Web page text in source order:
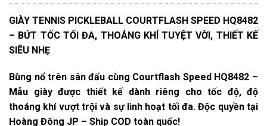
GIÀY TENNIS PICKLEBALL COURTFLASH SPEED HQ8482
– BỨT TỐC TỐI ĐA, THOÁNG KHÍ TUYỆT VỜI, THIẾT KẾ
SIÊU NHẸ
Bùng nổ trên sân đấu cùng Courtflash Speed HQ8482 –
Mẫu giày được thiết kế dành riêng cho tốc độ, độ
thoáng khí vượt trội và sự linh hoạt tối đa. Độc quyền tại
Hoàng Đông JP – Ship COD toàn quốc!